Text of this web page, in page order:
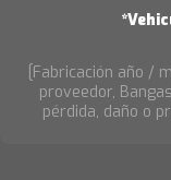
[Fabricación año /
proveedor,
pérdida, daño o